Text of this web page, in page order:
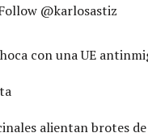
@karlosastiz
con una UE
alientan brotes de